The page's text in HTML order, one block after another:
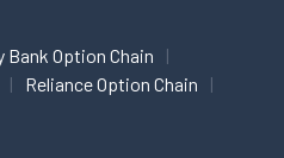
Bank Option Chain
Reliance Option Chain